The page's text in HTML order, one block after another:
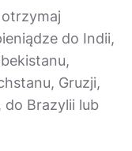
otrzymaj
do Indii,
Gruzji,
do Brazylii lub